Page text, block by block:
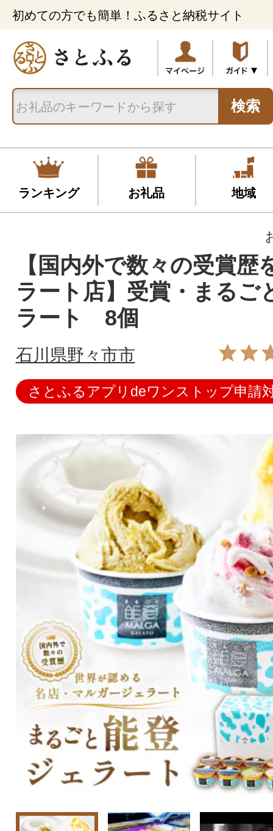
初めての方でも簡単！ふるさと納税サイト
検索
ランキング お礼品 地域
【国内外で数々の受賞歴
ラート店】受賞・まるご
ラート 8個
石川県野々市市
さとふるアプリdeワンストップ申請